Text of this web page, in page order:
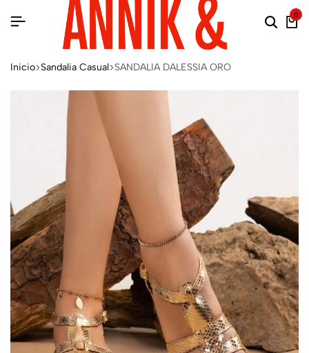
0
Inicio Sandalia Casual SANDALIA DALESSIA ORO